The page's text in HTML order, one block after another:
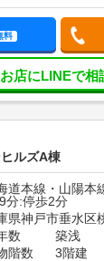
料
お店にLINEで相
ルズA棟
道本線・山陽本
分:停歩2分
県神戸市垂水区
数
築浅
階数
3階建